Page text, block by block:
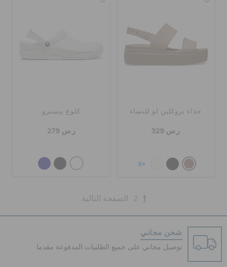
حذاء بروكلين لو للنساء
ر.س 329
+9
كلوغ بيسترو
ر.س 279
1
2 الصفحة التالية
شحن مجاني
توصيل مجاني على جميع الطلبيات المدفوعة مقدما